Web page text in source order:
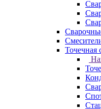
Точечная